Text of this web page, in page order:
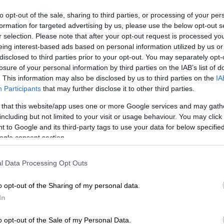
opt-out of the sale, sharing to third parties, or processing of your
for targeted advertising by us, please use the below opt-out
selection. Please note that after your opt-out request is processed
interest-based ads based on personal information utilized by us
to third parties prior to your opt-out. You may separately
of your personal information by third parties on the IAB’s list of
This information may also be disclosed by us to third parties on the
Participants that may further disclose it to other third parties.
that this website/app uses one or more Google services and may
but not limited to your visit or usage behaviour. You may
to Google and its third-party tags to use your data for below
consent section.
Data Processing Opt Outs
opt-out of the Sharing of my personal data.
opt-out of the Sale of my Personal Data.
το ΕΘΝΟΣ στη Google
συγκυτιακό ιό - RSV που
να ασφυκτιούν